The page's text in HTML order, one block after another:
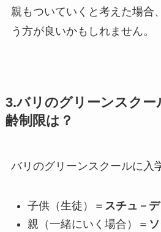
親もついていくと考えた場合
う方が良いかもしれません。
3.バリのグリーンスクー
齢制限は？
バリのグリーンスクールに入
子供（生徒）＝ スチュ－
親（一緒にいく場合）＝